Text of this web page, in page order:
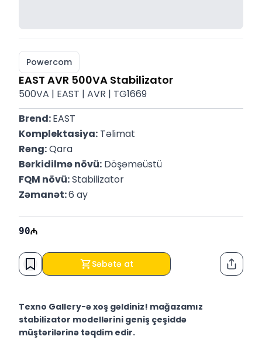
Powercom
EAST AVR 500VA Stabilizator
500VA | EAST | AVR | TG1669
Brend: EAST
Komplektasiya: Təlimat
Rəng: Qara
Bərkidilmə növü: Döşəməüstü
FQM növü: Stabilizator
Zəmanət: 6 ay
90
Səbətə at
Texno Gallery-ə xoş gəldiniz! mağazamız
stabilizator modellərini geniş çeşiddə
müştərilərinə təqdim edir.